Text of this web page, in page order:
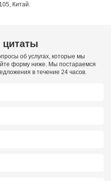
Китай.
цитаты
об услугах, которые мы
форму ниже. Мы постараемся
в течение 24 часов.